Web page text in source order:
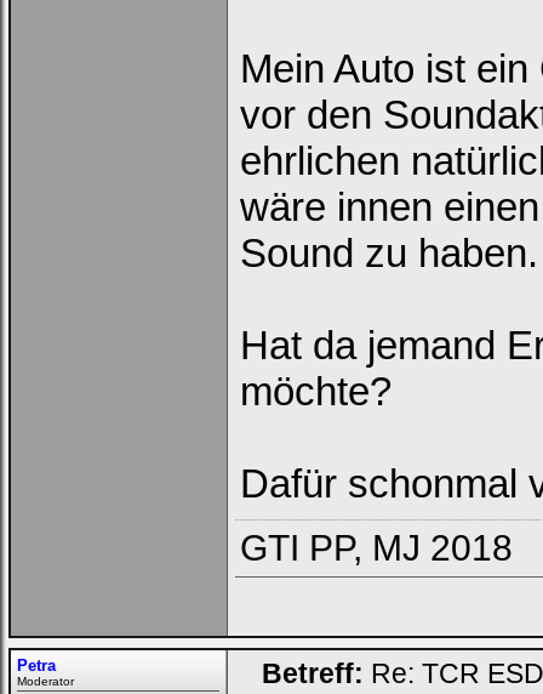
Mein Auto ist
vor den
ehrlichen
wäre innen
Sound zu haben.
Hat da jemand
möchte?
Dafür schonmal
GTI PP, MJ 2018
Petra
Moderator Betreff: Re: TCR